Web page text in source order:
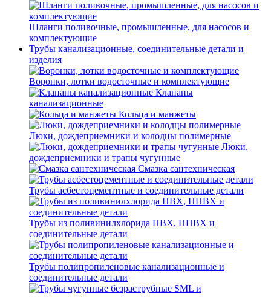
Шланги поливочные, промышленные, для насосов и
комплектующие
Трубы канализационные, соединительные детали и
изделия
Воронки, лотки водосточные и комплектующие
Клапаны
канализационные
Кольца и манжеты
Люки, дождеприемники и колодцы полимерные
Люки,
дождеприемники и трапы чугунные
Смазка сантехническая
Трубы асбестоцементные и соединительные детали
Трубы из поливинилхлорида ПВХ, НПВХ и
соединительные детали
Трубы полипропиленовые канализационные и
соединительные детали